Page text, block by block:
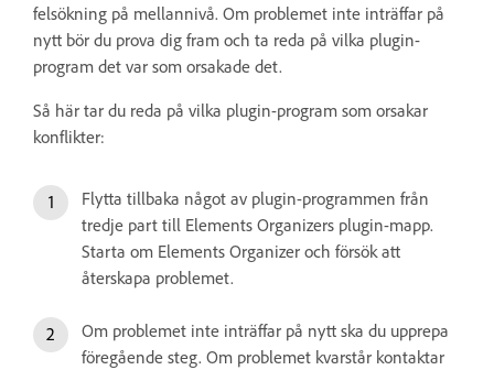
felsökning på mellannivå. Om problemet inte inträffar på
nytt bör du prova dig fram och ta reda på vilka plugin-
program det var som orsakade det.
Så här tar du reda på vilka plugin-program som orsakar
konflikter:
Flytta tillbaka något av plugin-programmen från
tredje part till Elements Organizers plugin-mapp.
Starta om Elements Organizer och försök att
återskapa problemet.
Om problemet inte inträffar på nytt ska du upprepa
föregående steg. Om problemet kvarstår kontaktar